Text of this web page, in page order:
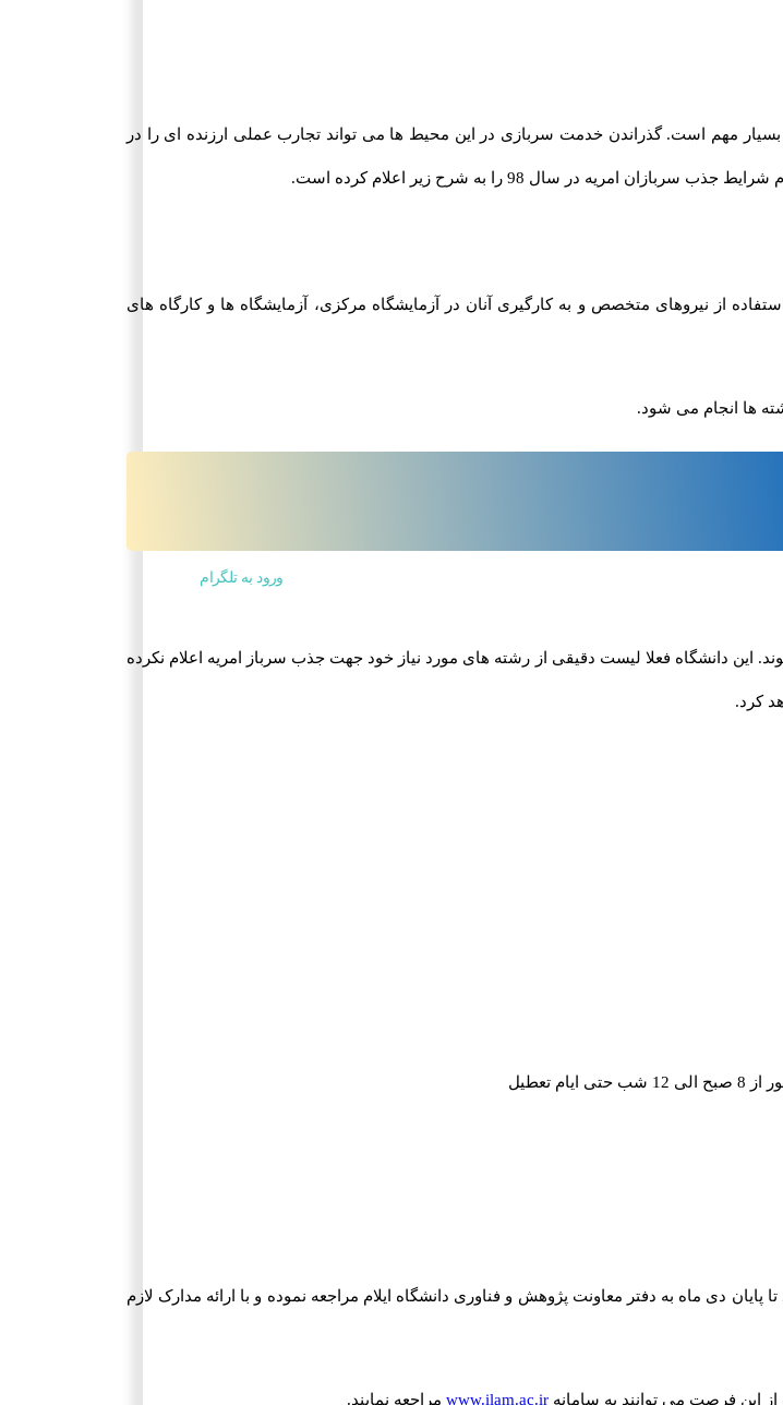
مهم است. گذراندن خدمت سربازی در این محیط ها می تواند تجارب عملی ارزنده ای را در
در سال 98 را به شرح زیر اعلام کرده است.
از نیروهای متخصص و به کارگیری آنان در آزمایشگاه مرکزی، آزمایشگاه ها و کارگاه های
ها انجام می شود.
ورود به تلگرام
این دانشگاه فعلا لیست دقیقی از رشته های مورد نیاز خود جهت جذب سرباز امریه اعلام نکرده
کرد.
تعطیل
پایان دی ماه به دفتر معاونت پژوهش و فناوری دانشگاه ایلام مراجعه نموده و با ارائه مدارک لازم
این فرصت می توانند به سامانه www.ilam.ac.ir مراجعه نمایند.